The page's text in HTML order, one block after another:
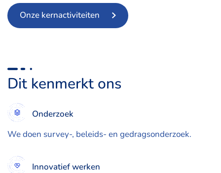
Onze kernactiviteiten
Dit kenmerkt ons
Onderzoek
We doen survey-, beleids- en gedragsonderzoek.
Innovatief werken